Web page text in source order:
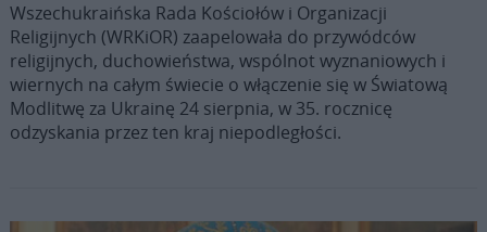
Wszechukraińska Rada Kościołów i Organizacji
Religijnych (WRKiOR) zaapelowała do przywódców
religijnych, duchowieństwa, wspólnot wyznaniowych i
wiernych na całym świecie o włączenie się w Światową
Modlitwę za Ukrainę 24 sierpnia, w 35. rocznicę
odzyskania przez ten kraj niepodległości.